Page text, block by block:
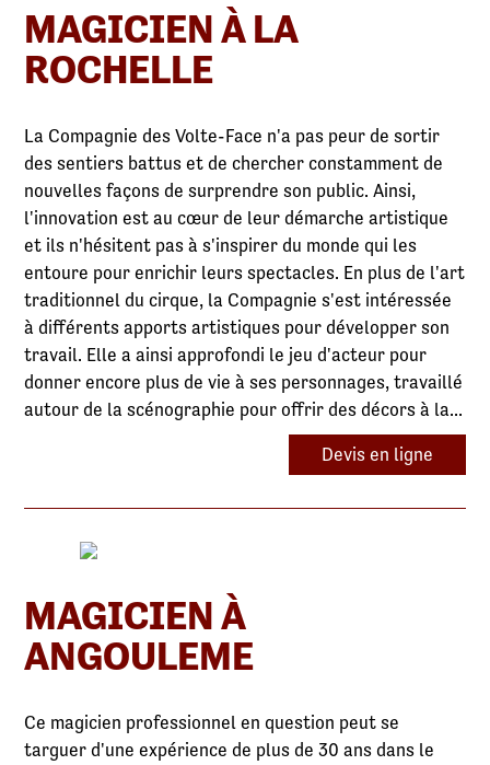
MAGICIEN À LA
ROCHELLE
La Compagnie des Volte-Face n'a pas peur de sortir
des sentiers battus et de chercher constamment de
nouvelles façons de surprendre son public. Ainsi,
l'innovation est au cœur de leur démarche artistique
et ils n'hésitent pas à s'inspirer du monde qui les
entoure pour enrichir leurs spectacles. En plus de l'art
traditionnel du cirque, la Compagnie s'est intéressée
à différents apports artistiques pour développer son
travail. Elle a ainsi approfondi le jeu d'acteur pour
donner encore plus de vie à ses personnages, travaillé
autour de la scénographie pour offrir des décors à la...
Devis en ligne
MAGICIEN À
ANGOULEME
Ce magicien professionnel en question peut se
targuer d'une expérience de plus de 30 ans dans le